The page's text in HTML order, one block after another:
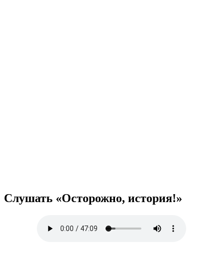
Слушать «Осторожно, история!»